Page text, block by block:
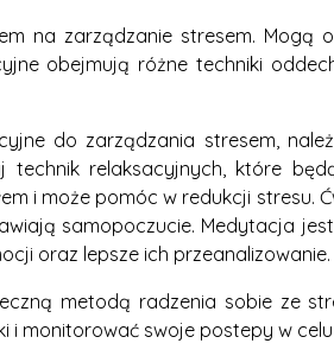
na zarządzanie stresem.
obejmują różne techniki
do zarządzania stresem,
technik relaksacyjnych, które
i może pomóc w redukcji
samopoczucie. Medytacja
oraz lepsze ich przeanalizowanie.
metodą radzenia sobie ze
i monitorować swoje postepy w